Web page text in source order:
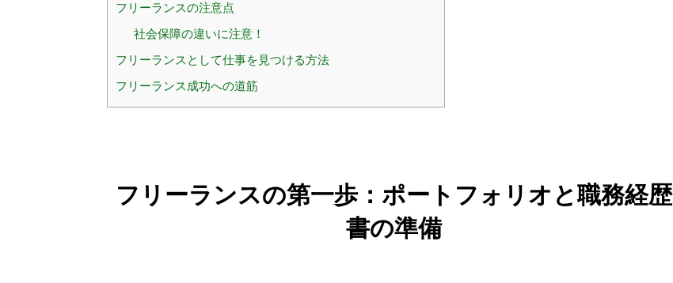
フリーランスの注意点
社会保障の違いに注意！
フリーランスとして仕事を見つける方法
フリーランス成功への道筋
フリーランスの第一歩：ポートフォリオと職務経歴
書の準備